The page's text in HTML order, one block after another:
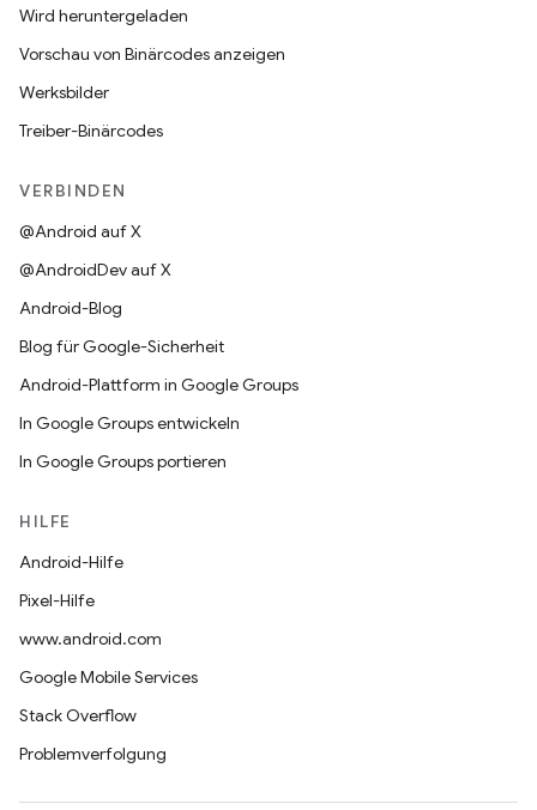
Wird heruntergeladen
Vorschau von Binärcodes anzeigen
Werksbilder
Treiber-Binärcodes
VERBINDEN
@Android auf X
@AndroidDev auf X
Android-Blog
Blog für Google-Sicherheit
Android-Plattform in Google Groups
In Google Groups entwickeln
In Google Groups portieren
HILFE
Android-Hilfe
Pixel-Hilfe
www.android.com
Google Mobile Services
Stack Overflow
Problemverfolgung